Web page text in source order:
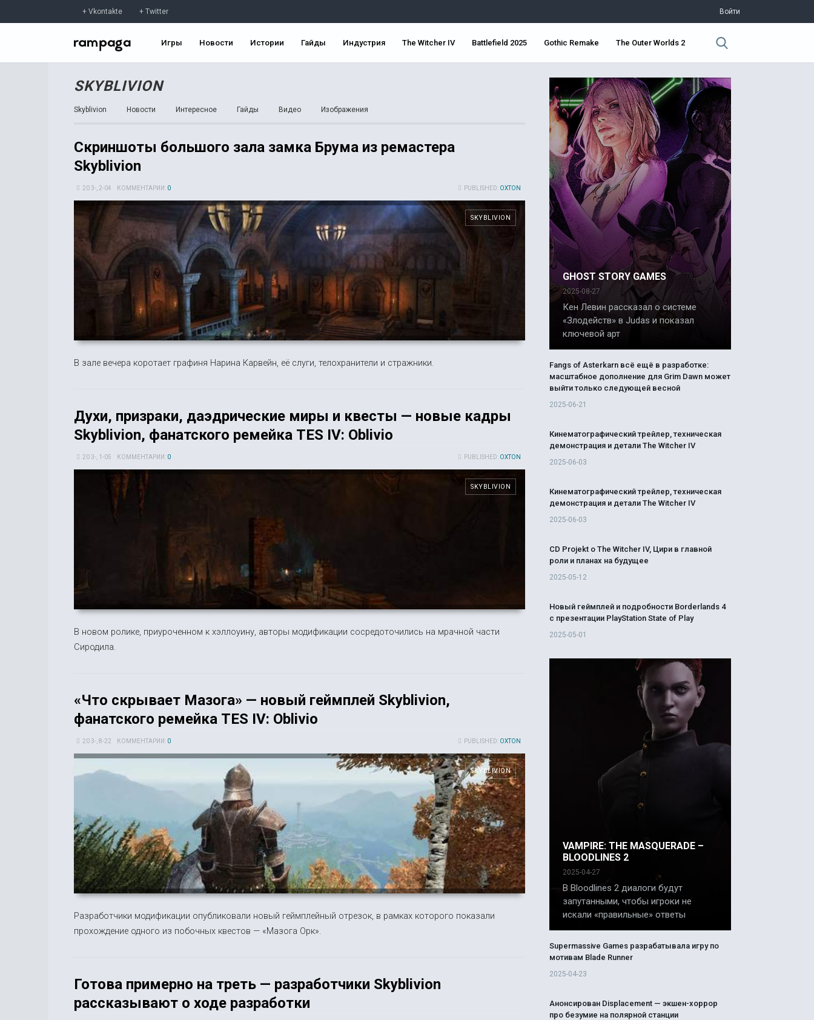
Vkontakte Twitter Войти
Игры Новости Истории Гайды Индустрия The Witcher IV Battlefield 2025 Gothic Remake The Outer Worlds 2
SKYBLIVION
Skyblivion Новости Интересное Гайды Видео Изображения
Скриншоты большого зала замка Брума из ремастера
Skyblivion
PUBLISHED: OXTON
20 3-, 2-04 КОММЕНТАРИИ: 0
SKYBLIVION
В зале вечера коротает графиня Нарина Карвейн, её слуги, телохранители и стражники.
Духи, призраки, даэдрические миры и квесты — новые кадры
Skyblivion, фанатского ремейка TES IV: Oblivio
PUBLISHED: OXTON
20 3-, 1-05 КОММЕНТАРИИ: 0
SKYBLIVION
В новом ролике, приуроченном к хэллоуину, авторы модификации сосредоточились на мрачной части
Сиродила.
«Что скрывает Мазога» — новый геймплей Skyblivion,
фанатского ремейка TES IV: Oblivio
PUBLISHED: OXTON
20 3-, 8-22 КОММЕНТАРИИ: 0
SKYBLIVION
Разработчики модификации опубликовали новый геймплейный отрезок, в рамках которого показали
прохождение одного из побочных квестов — «Мазога Орк».
Готова примерно на треть — разработчики Skyblivion
рассказывают о ходе разработки
GHOST STORY GAMES
2025-08-27
Кен Левин рассказал о системе
«Злодейств» в Judas и показал
ключевой арт
Fangs of Asterkarn всё ещё в разработке:
масштабное дополнение для Grim Dawn может
выйти только следующей весной
2025-06-21
Кинематографический трейлер, техническая
демонстрация и детали The Witcher IV
2025-06-03
Кинематографический трейлер, техническая
демонстрация и детали The Witcher IV
2025-06-03
CD Projekt о The Witcher IV, Цири в главной
роли и планах на будущее
2025-05-12
Новый геймплей и подробности Borderlands 4
с презентации PlayStation State of Play
2025-05-01
VAMPIRE: THE MASQUERADE –
BLOODLINES 2
2025-04-27
В Bloodlines 2 диалоги будут
запутанными, чтобы игроки не
искали «правильные» ответы
Supermassive Games разрабатывала игру по
мотивам Blade Runner
2025-04-23
Анонсирован Displacement — экшен-хоррор
про безумие на полярной станции